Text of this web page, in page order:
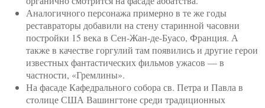
Аналогичного персонажа примерно в те же годы
реставраторы добавили на стену старинной часовни
постройки 15 века в Сен-Жан-де-Буасо, Франция. А
также в качестве горгулий там появились и другие герои
известных фантастических фильмов ужасов — в
частности, «Гремлины».
На фасаде Кафедрального собора св. Петра и Павла в
столице США Вашингтоне среди традиционных